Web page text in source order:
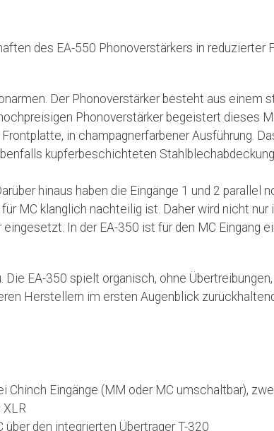
des EA-550 Phonoverstärkers in reduzierter
Der Phonoverstärker besteht aus einem
Phonoverstärker begeistert dieses
in champagnerfarbener Ausführung.
kupferbeschichteten
hinaus haben die Eingänge 1 und 2 parallel
MC klanglich nachteilig ist. Daher wird nicht nur
In der EA-350 ist für den MC Eingang
EA-350 spielt organisch, ohne
Herstellern im ersten Augenblick
Chinch Eingänge (MM oder MC umschaltbar),
XLR
über den integrierten Übertrager T-320